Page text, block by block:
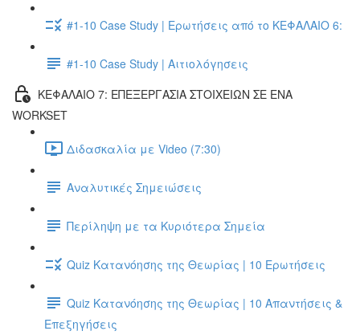
#1-10 Case Study | Ερωτήσεις από το ΚΕΦΑΛΑΙΟ 6:
#1-10 Case Study | Αιτιολόγησεις
ΚΕΦΑΛΑΙΟ 7: ΕΠΕΞΕΡΓΑΣΙΑ ΣΤΟΙΧΕΙΩΝ ΣΕ ΕΝΑ
WORKSET
Διδασκαλία με Video (7:30)
Αναλυτικές Σημειώσεις
Περίληψη με τα Κυριότερα Σημεία
Quiz Κατανόησης της Θεωρίας | 10 Ερωτήσεις
Quiz Κατανόησης της Θεωρίας | 10 Απαντήσεις &
Επεξηγήσεις